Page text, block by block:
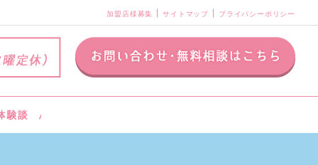
加盟店様募集 サイトマップ プライバシーポリシー